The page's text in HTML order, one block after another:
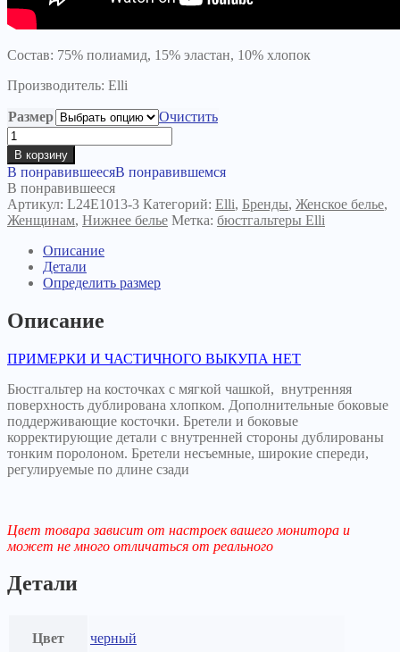
Состав: 75% полиамид, 15% эластан, 10% хлопок
Производитель: Elli
Размер
Очистить
Количество
товара
Бюстгальтер
Ирэм
черный
В корзину
В понравившеесяВ понравившемся
В понравившееся
Артикул: L24E1013-3 Категорий: Elli, Бренды, Женское белье,
Женщинам, Нижнее белье Метка: бюстгальтеры Elli
Описание
Детали
Определить размер
Описание
ПРИМЕРКИ И ЧАСТИЧНОГО ВЫКУПА НЕТ
Бюстгальтер на косточках с мягкой чашкой, внутренняя
поверхность дублирована хлопком. Дополнительные боковые
поддерживающие косточки. Бретели и боковые
корректирующие детали с внутренней стороны дублированы
тонким поролоном. Бретели несъемные, широкие спереди,
регулируемые по длине сзади
Цвет товара зависит от настроек вашего монитора и
может не много отличаться от реального
Детали
Цвет черный